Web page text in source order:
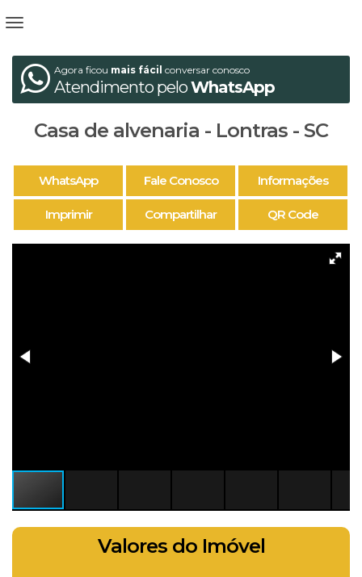
Agora ficou mais fácil conversar conosco
Atendimento peloWhatsApp
Casa de alvenaria - Lontras - SC
WhatsApp Fale Conosco Informações
Imprimir Compartilhar QR Code
Valores do Imóvel